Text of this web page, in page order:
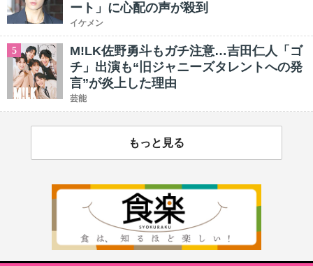
ート」に心配の声が殺到
イケメン
5
M!LK佐野勇斗もガチ注意…吉田仁人「ゴ
チ」出演も“旧ジャニーズタレントへの発
言”が炎上した理由
芸能
もっと見る